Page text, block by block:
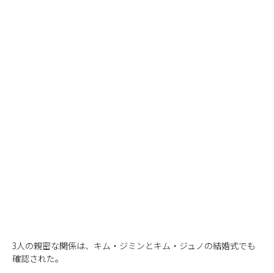
3人の親密な関係は、キム・ジミンとキム・ジュノの結婚式でも
確認された。